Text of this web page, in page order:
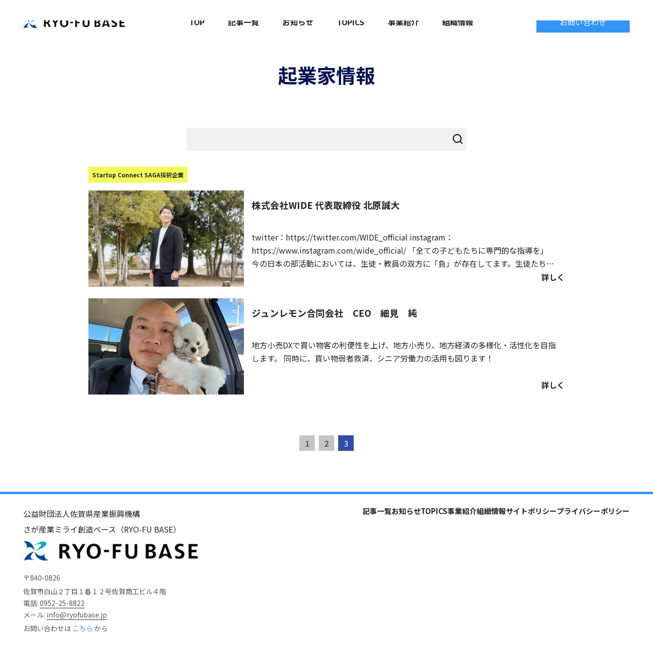
TOP 記事一覧 お知らせ TOPICS 事業紹介 組織情報 お問い合わせ
起業家情報
Startup Connect SAGA採択企業
株式会社WIDE 代表取締役 北原誠大
twitter：https://twitter.com/WIDE_official instagram：
https://www.instagram.com/wide_official/ 「全ての子どもたちに専門的な指導を」
今の日本の部活動においては、生徒・教員の双方に「負」が存在してます。生徒たちは
必ずしも専門的な指導者から指導を受けることができるとは限らず、教員は部活動の指
が満足のいく環境で好きなことに取り組むことができる社会の実現を目指します。
詳しく
ジュンレモン合同会社 CEO 細見 純
地方小売DXで買い物客の利便性を上げ、地方小売り、地方経済の多様化・活性化を目指
します。 同時に、買い物弱者救済、シニア労働力の活用も図ります！
詳しく
1 2 3
公益財団法人佐賀県産業振興機構
さが産業ミライ創造ベース（RYO-FU BASE）
〒840-0826
佐賀市白山２丁目１番１２号佐賀商工ビル４階
電話: 0952-25-8822
メール: info@ryofubase.jp
お問い合わせは こちら から
記事一覧お知らせTOPICS事業紹介組織情報サイトポリシープライバシーポリシー